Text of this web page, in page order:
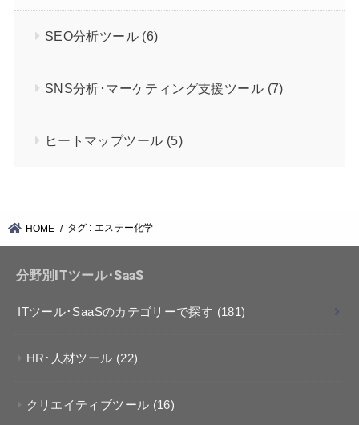
SEO分析ツール (6)
SNS分析･マーケティング支援ツール (7)
ヒートマップツール (5)
HOME タグ : エステー化学
分野別ITツール･SaaS
ITツール･SaaSのカテゴリーで探す (181)
HR･人材ツール (22)
クリエイティブツール (16)